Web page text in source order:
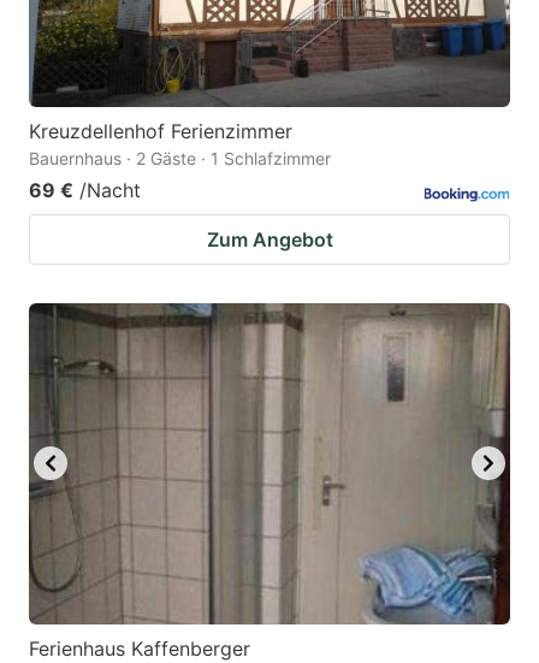
Kreuzdellenhof Ferienzimmer
Bauernhaus · 2 Gäste · 1 Schlafzimmer
69 € /Nacht
Zum Angebot
Ferienhaus Kaffenberger